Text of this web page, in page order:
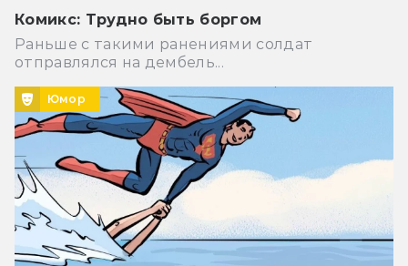
Комикс: Трудно быть боргом
Раньше с такими ранениями солдат
отправлялся на дембель...
Юмор